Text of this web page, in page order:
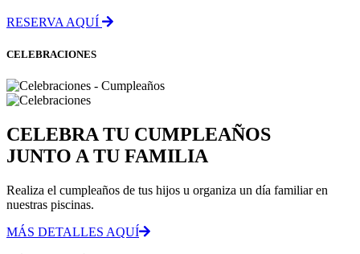
RESERVA AQUÍ
CELEBRACIONES
CELEBRA TU CUMPLEAÑOS
JUNTO A TU FAMILIA
Realiza el cumpleaños de tus hijos u organiza un día familiar en
nuestras piscinas.
MÁS DETALLES AQUÍ